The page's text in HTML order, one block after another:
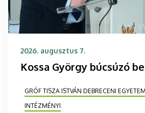
2026. augusztus 7.
Kossa György búcsúzó
GRÓF TISZA ISTVÁN DEBRECENI
INTÉZMÉNYI